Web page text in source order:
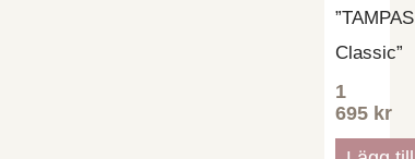
”TAMPAS
Classic”
1
695 kr